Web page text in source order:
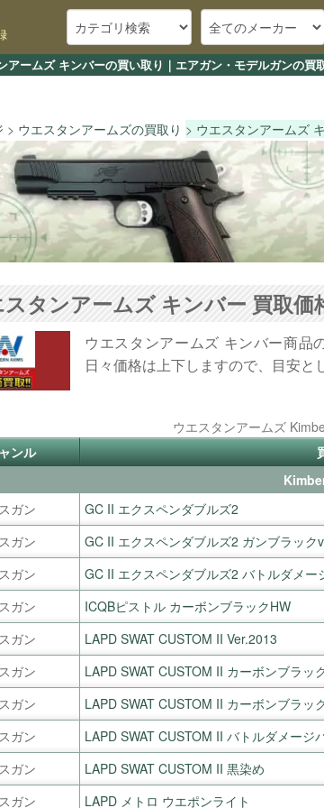
アームズ キンバーの買い取り｜エアガン・モデルガンの買
ウエスタンアームズの買取り ウエスタンアームズ
スタンアームズ キンバー 買取価
ウエスタンアームズ キンバー商品
日々価格は上下しますので、目安と
ウエスタンアームズ
ンル
ガン
GC II エクスペンダブルズ2
ガン GC II エクスペンダブルズ2 ガンブラック
ガン GC II エクスペンダブルズ2 バトルダメー
ガン ICQBピストル カーボンブラックHW
ガン LAPD SWAT CUSTOM II Ver.2013
ガン LAPD SWAT CUSTOM II カーボンブラッ
ガン LAPD SWAT CUSTOM II カーボンブラッ
ガン LAPD SWAT CUSTOM II バトルダメージ
ガン LAPD SWAT CUSTOM II 黒染め
ガン LAPD メトロ ウエポンライト